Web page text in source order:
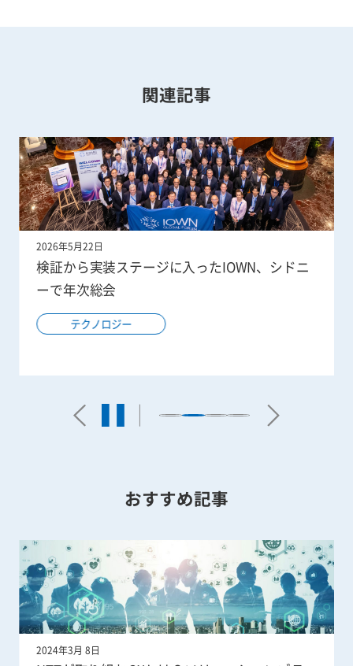
関連記事
2026年5月22日
検証から実装ステージに入ったIOWN、シドニ
ーで年次総会
テクノロジー
おすすめ記事
2024年3月 8日